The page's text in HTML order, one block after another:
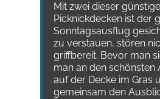
Mit zwei dieser
Picknickdecken ist der
Sonntagsausflug
zu verstauen, stören
griffbereit. Bevor man
man an den schönsten
auf der Decke im Gras
gemeinsam den